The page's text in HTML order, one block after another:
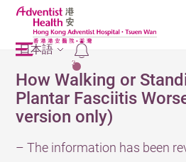
2
日本語
How Walking or
Plantar Fasciitis
version only)
– The information has been